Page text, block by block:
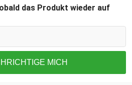
das Produkt wieder auf
MICH